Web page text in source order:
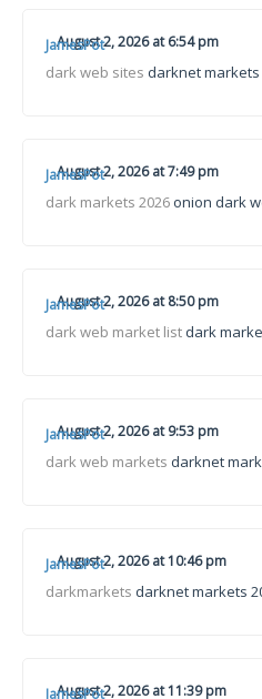
JamesPot
August 2, 2026 at 6:54 pm
dark web sites darknet
JamesPot
August 2, 2026 at 7:49 pm
dark markets 2026onion dark
JamesPot
August 2, 2026 at 8:50 pm
dark web market listdark
JamesPot
August 2, 2026 at 9:53 pm
dark web markets darknet
JamesPot
August 2, 2026 at 10:46 pm
darkmarkets darknet markets
JamesPot
August 2, 2026 at 11:39 pm